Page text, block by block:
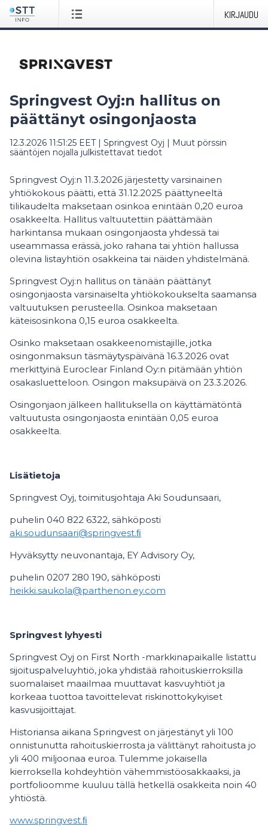
KIRJAUDU
Springvest Oyj:n hallitus on
päättänyt osingonjaosta
12.3.2026 11:51:25 EET| Springvest Oyj | Muut pörssin
sääntöjen nojalla julkistettavat tiedot
Springvest Oyj:n 11.3.2026 järjestetty varsinainen
yhtiökokous päätti, että 31.12.2025 päättyneeltä
tilikaudelta maksetaan osinkoa enintään 0,20 euroa
osakkeelta. Hallitus valtuutettiin päättämään
harkintansa mukaan osingonjaosta yhdessä tai
useammassa erässä, joko rahana tai yhtiön hallussa
olevina listayhtiön osakkeina tai näiden yhdistelmänä.
Springvest Oyj:n hallitus on tänään päättänyt
osingonjaosta varsinaiselta yhtiökokoukselta saamansa
valtuutuksen perusteella. Osinkoa maksetaan
käteisosinkona 0,15 euroa osakkeelta.
Osinko maksetaan osakkeenomistajille, jotka
osingonmaksun täsmäytyspäivänä 16.3.2026 ovat
merkittyinä Euroclear Finland Oy:n pitämään yhtiön
osakasluetteloon. Osingon maksupäivä on 23.3.2026.
Osingonjaon jälkeen hallituksella on käyttämätöntä
valtuutusta osingonjaosta enintään 0,05 euroa
osakkeelta.
Lisätietoja
Springvest Oyj, toimitusjohtaja Aki Soudunsaari,
puhelin 040 822 6322, sähköposti
aki.soudunsaari@springvest.ﬁ
Hyväksytty neuvonantaja, EY Advisory Oy,
puhelin 0207 280 190, sähköposti
heikki.saukola@parthenon.ey.com
Springvest lyhyesti
Springvest Oyj on First North -markkinapaikalle listattu
sijoituspalveluyhtiö, joka yhdistää rahoituskierroksilla
suomalaiset maailmaa muuttavat kasvuyhtiöt ja
korkeaa tuottoa tavoittelevat riskinottokykyiset
kasvusijoittajat.
Historiansa aikana Springvest on järjestänyt yli 100
onnistunutta rahoituskierrosta ja välittänyt rahoitusta jo
yli 400 miljoonaa euroa. Tulemme jokaisella
kierroksella kohdeyhtiön vähemmistöosakkaaksi, ja
portfolioomme kuuluu tällä hetkellä osakkeita noin 40
yhtiöstä.
www.springvest.ﬁ